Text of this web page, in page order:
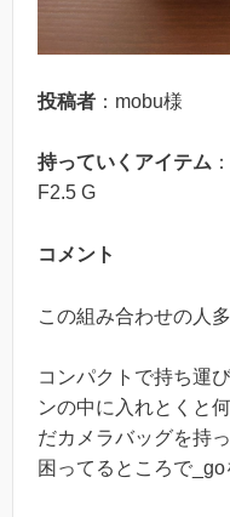
投稿者 ：mobu様
持っていくアイテム
F2.5 G
コメント
この組み合わせの人
コンパクトで持ち運
ンの中に入れとくと
だカメラバッグを持
困ってるところで_go